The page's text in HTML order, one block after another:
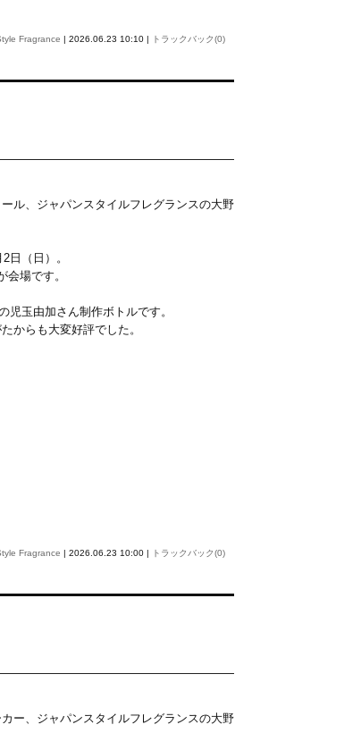
Fragrance | 2026.06.23 10:10 | トラックバック(0)
ル、ジャパンスタイルフレグランスの大野
日（日）。
場です。
児玉由加さん制作ボトルです。
からも大変好評でした。
Fragrance | 2026.06.23 10:00 | トラックバック(0)
ー、ジャパンスタイルフレグランスの大野